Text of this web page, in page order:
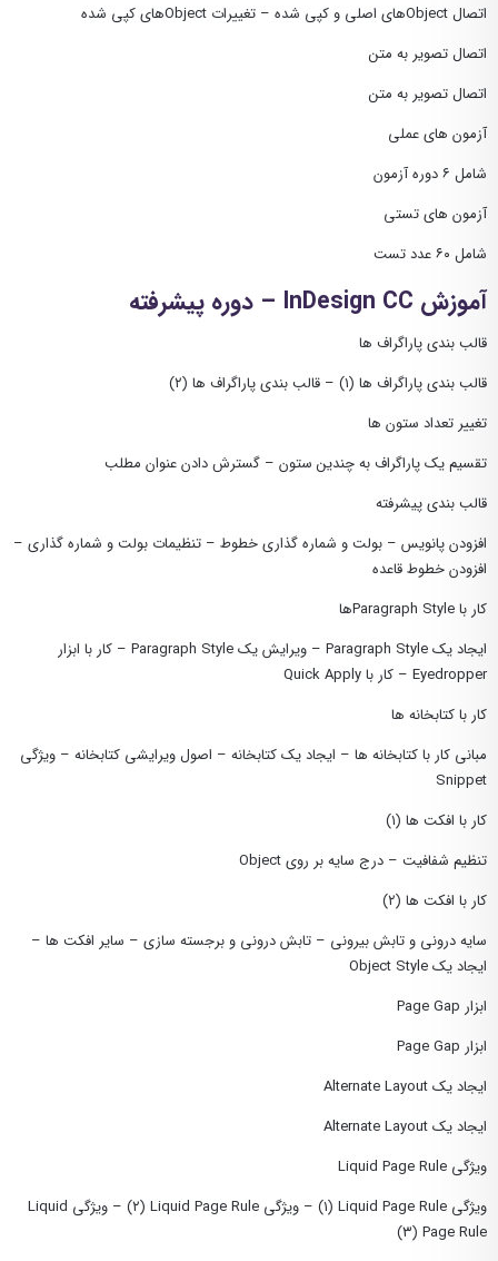
اتصال Objectهای اصلی و کپی شده – تغییرات Objectهای کپی شده
اتصال تصویر به متن
اتصال تصویر به متن
آزمون های عملی
شامل ۶ دوره آزمون
آزمون های تستی
شامل ۶۰ عدد تست
آموزش InDesign CC – دوره پیشرفته
قالب بندی پاراگراف ها
قالب بندی پاراگراف ها (١) – قالب بندی پاراگراف ها (٢)
تغییر تعداد ستون ها
تقسیم یک پاراگراف به چندین ستون – گسترش دادن عنوان مطلب
قالب بندی پیشرفته
افزودن پانویس – بولت و شماره گذاری خطوط – تنظیمات بولت و شماره گذاری –
افزودن خطوط قاعده
کار با Paragraph Styleها
ایجاد یک Paragraph Style – ویرایش یک Paragraph Style – کار با ابزار
Eyedropper – کار با Quick Apply
کار با کتابخانه ها
مبانی کار با کتابخانه ها – ایجاد یک کتابخانه – اصول ویرایشی کتابخانه – ویژگی
Snippet
کار با افکت ها (١)
تنظیم شفافیت – درج سایه بر روی Object
کار با افکت ها (٢)
سایه درونی و تابش بیرونی – تابش درونی و برجسته سازی – سایر افکت ها –
ایجاد یک Object Style
ابزار Page Gap
ابزار Page Gap
ایجاد یک Alternate Layout
ایجاد یک Alternate Layout
ویژگی Liquid Page Rule
ویژگی Liquid Page Rule (١) – ویژگی Liquid Page Rule (٢) – ویژگی Liquid
Page Rule (٣)